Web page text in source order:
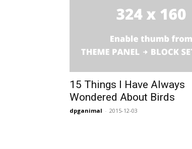
15 Things I Have Always
Wondered About Birds
dpganimal - 2015-12-03